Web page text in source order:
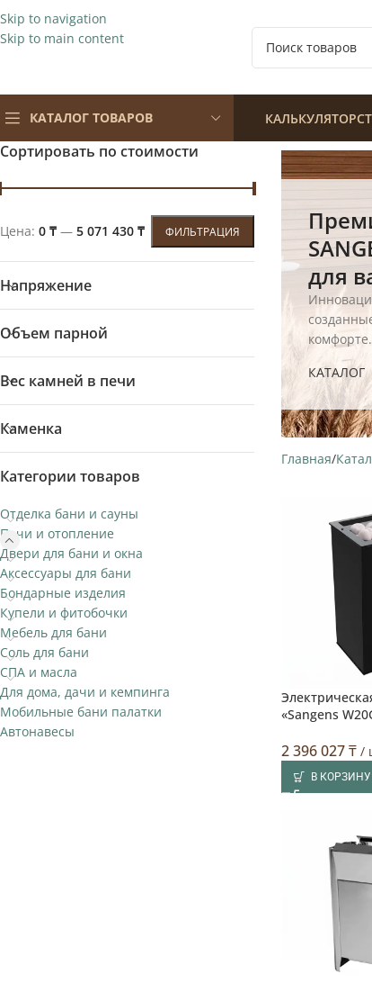
Skip to navigation
Skip to main content
КАТАЛОГ ТОВАРОВ КАЛЬКУЛЯТОР
Сортировать по стоимости
ФИЛЬТРАЦИЯ
Цена: 0 ₸ — 5 071 430 ₸
Напряжение
Объем парной
Вес камней в печи
Каменка
Категории товаров
Отделка бани и сауны
Печи и отопление
Двери для бани и окна
Аксессуары для бани
Бондарные изделия
Купели и фитобочки
Мебель для бани
Соль для бани
СПА и масла
Для дома, дачи и кемпинга
Мобильные бани палатки
Автонавесы
для
комфорте.
КАТАЛОГ
Главная
«Sangens
2 396 027₸/
В КОРЗИНУ